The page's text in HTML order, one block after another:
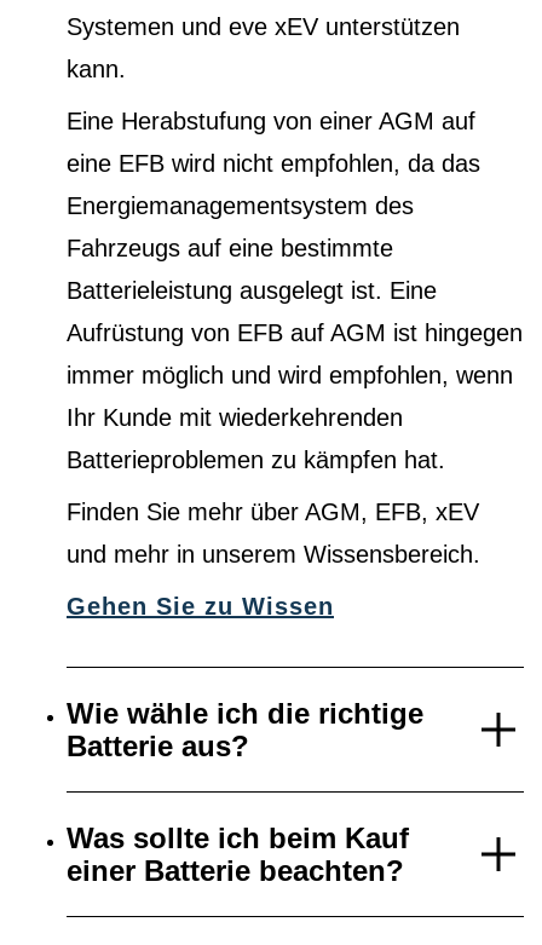
Systemen und eve xEV unterstützen
kann.
Eine Herabstufung von einer AGM auf
eine EFB wird nicht empfohlen, da das
Energiemanagementsystem des
Fahrzeugs auf eine bestimmte
Batterieleistung ausgelegt ist. Eine
Aufrüstung von EFB auf AGM ist hingegen
immer möglich und wird empfohlen, wenn
Ihr Kunde mit wiederkehrenden
Batterieproblemen zu kämpfen hat.
Finden Sie mehr über AGM, EFB, xEV
und mehr in unserem Wissensbereich.
Gehen Sie zu Wissen
Wie wähle ich die richtige
Batterie aus?
Was sollte ich beim Kauf
einer Batterie beachten?